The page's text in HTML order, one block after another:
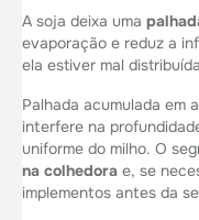
A soja deixa uma
evaporação e reduz a
ela estiver mal
Palhada acumulada em
interfere na
uniforme do milho. O
na colhedora e, se
implementos antes da